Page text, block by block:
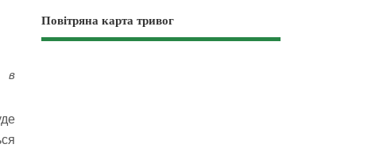
в
Повітряна карта тривог